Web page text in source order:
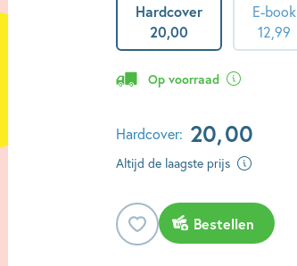
Hardcover
20,00
E-book
12 99
Op voorraad
Hardcover: 20,00
Altijd de laagste prijs
Bestellen